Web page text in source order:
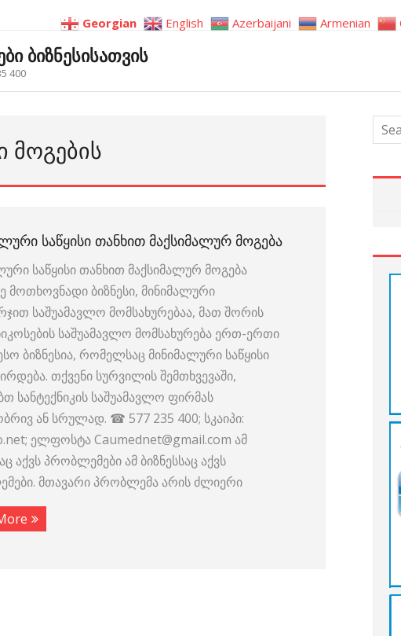
ბიზნესისათვის
400
ᲛᲝᲒᲔᲑᲘᲡ
ᲡᲐᲬᲧᲘᲡᲘ ᲗᲐᲜᲮᲘᲗ ᲛᲐᲥᲡᲘᲛᲐᲚᲣᲠ ᲛᲝᲒᲔᲑᲐ
საწყისი თანხით მაქსიმალურ მოგება
მოთხოვნადი ბიზნესი, მინიმალური
საშუამავლო მომსახურებაა, მათ შორის
საშუამავლო მომსახურება ერთ-ერთი
ბიზნესია, რომელსაც მინიმალური საწყისი
თქვენი სურვილის შემთხვევაში,
სანტექნიკის საშუამავლო ფირმას
ან სრულად. ☎ 577 235 400; სკაიპი:
ელფოსტა Caumednet@gmail.com ამ
აქვს პრობლემები ამ ბიზნესსაც აქვს
მთავარი პრობლემა არის ძლიერი
Georgian English Azerbaijani Armenian